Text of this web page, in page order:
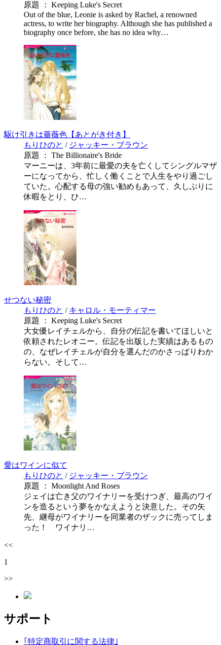
原題 ： Keeping Luke's Secret
Out of the blue, Leonie is asked by Rachel, a renowned
actress, to write her biography. Although she has published a
biography once before, she has no idea why…
駆け引きは薔薇色【あとがき付き】
もりひのと / ジャッキー・ブラウン
原題 ： The Billionaire's Bride
マーニーは、3年前に最愛の夫を亡くしてシングルマザ
ーになってから、忙しく働くことで人生をやり過ごし
ていた。心配する母の強い勧めもあって、久しぶりに
休暇をとり、ひ…
せつない秘密
もりひのと / キャロル・モーティマー
原題 ： Keeping Luke's Secret
大女優レイチェルから、自分の伝記を書いてほしいと
依頼されたレオニー。伝記を出版した実績はあるもの
の、なぜレイチェルが自分を選んだのかさっぱりわか
らない。そして…
愛はワインに似て
もりひのと / ジャッキー・ブラウン
原題 ： Moonlight And Roses
ジェイは亡き父のワイナリーを受けつぎ、最高のワイ
ンを造るという夢をかなえようと決意した。その矢
先、継母がワイナリーを同業者のザックに売ってしま
った！ ワイナリ…
<<
1
>>
サポート
｢特定商取引に関する法律｣